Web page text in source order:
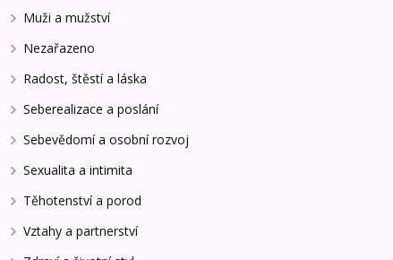
Muži a mužství
Nezařazeno
Radost, štěstí a láska
Seberealizace a poslání
Sebevědomí a osobní rozvoj
Sexualita a intimita
Těhotenství a porod
Vztahy a partnerství